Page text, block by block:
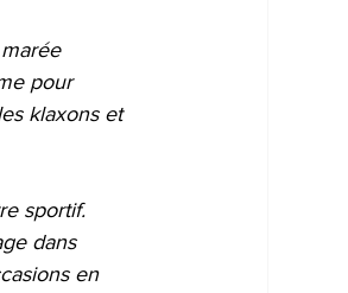
pour
klaxons et
sportif.
dans
en